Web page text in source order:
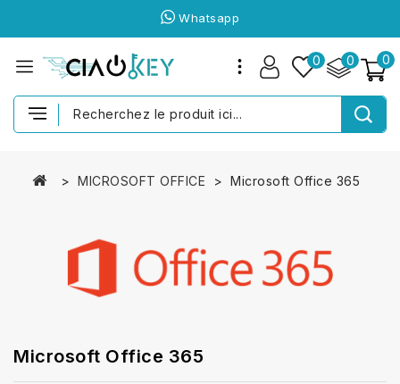
Whatsapp
0
0
0
MICROSOFT OFFICE Microsoft Office 365
Microsoft Office 365